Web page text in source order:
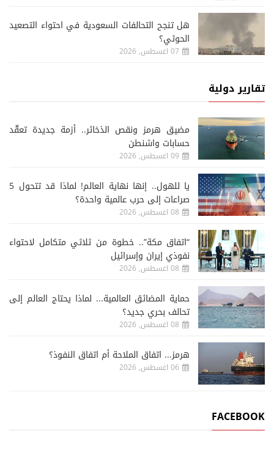
هل تنجح التحالفات السعودية في احتواء التصعيد
الحوثي؟
07 اغسطس, 2026
تقارير دولية
مضيق هرمز ونقص الذخائر.. أزمة جديدة تعقّد
حسابات واشنطن
09 اغسطس, 2026
يا للهول.. إنها نهاية العالم! لماذا قد تتحول 5
صراعات إلى حرب عالمية واحدة؟
08 اغسطس, 2026
“اتفاق مكة”.. خطوة من ثلاثي متكامل لاحتواء
نفوذي إيران وإسرائيل
08 اغسطس, 2026
حماية المضائق العالمية... لماذا يحتاج العالم إلى
تحالف بحري جديد؟
08 اغسطس, 2026
هرمز... اتفاق الملاحة أم اتفاق النفوذ؟
06 اغسطس, 2026
FACEBOOK